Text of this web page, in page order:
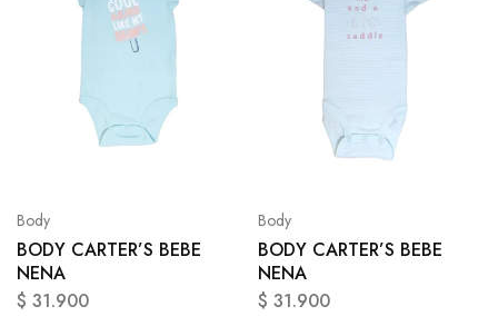
Body
BODY CARTER’S BEBE
NENA
$ 31.900
Body
BODY CARTER’S BEBE
NENA
$ 31.900